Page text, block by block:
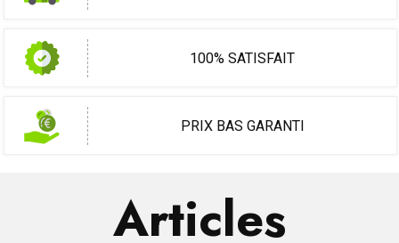
100% SATISFAIT
PRIX BAS GARANTI
Articles